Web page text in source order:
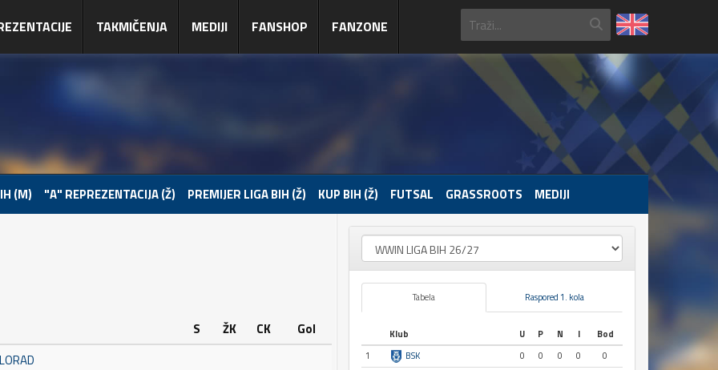
TAKMIČENJA MEDIJI FANSHOP FANZONE
(M) "A" REPREZENTACIJA (Ž) PREMIJER LIGA BIH (Ž) KUP BIH (Ž) FUTSAL GRASSROOTS MEDIJI
S ŽK CK
Gol
Tabela Raspored 1. kola
Klub U P N I
Bod
1
BSK 0 0 0 0
0